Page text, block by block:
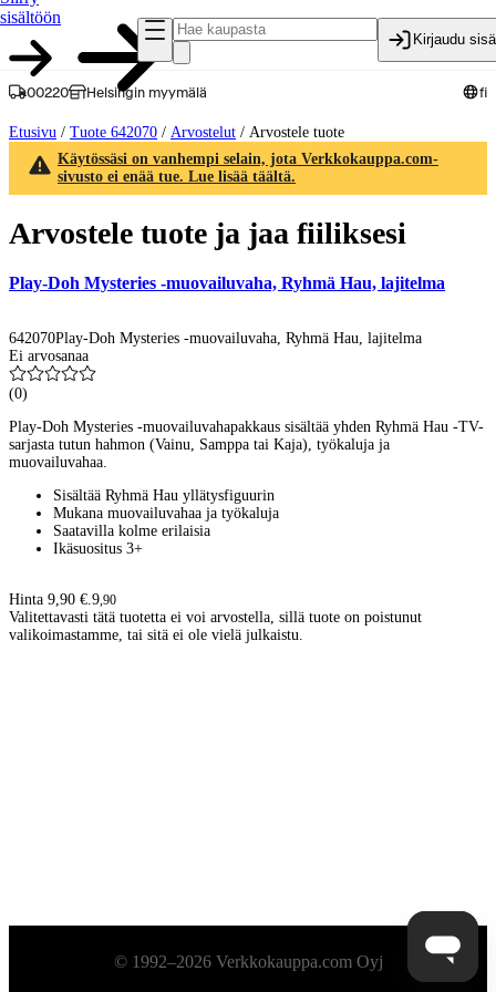
sisältöön
Kirjaudu
00220 Helsingin myymälä fi
Etusivu / Tuote 642070 / Arvostelut / Arvostele tuote
Käytössäsi on vanhempi selain, jota Verkkokauppa.com-
sivusto ei enää tue. Lue lisää täältä.
Arvostele tuote ja jaa fiiliksesi
Play-Doh Mysteries -muovailuvaha, Ryhmä Hau, lajitelma
642070Play-Doh Mysteries -muovailuvaha, Ryhmä Hau, lajitelma
Ei arvosanaa
(0)
Play-Doh Mysteries -muovailuvahapakkaus sisältää yhden Ryhmä Hau -TV-
sarjasta tutun hahmon (Vainu, Samppa tai Kaja), työkaluja ja
muovailuvahaa.
Sisältää Ryhmä Hau yllätysfiguurin
Mukana muovailuvahaa ja työkaluja
Saatavilla kolme erilaisia
Ikäsuositus 3+
Hinta 9,90 €. 9,90
Valitettavasti tätä tuotetta ei voi arvostella, sillä tuote on poistunut
valikoimastamme, tai sitä ei ole vielä julkaistu.
Alatunniste© 1992–2026 Verkkokauppa.com Oyj